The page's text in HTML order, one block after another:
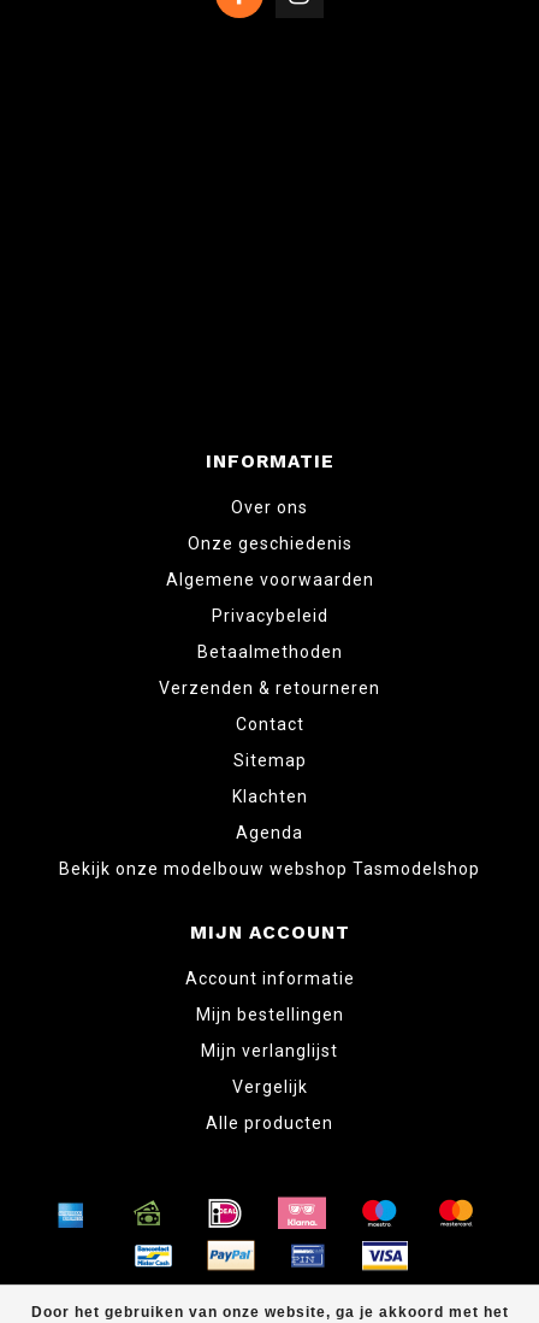
Door het gebruiken van onze website, ga je akkoord met het
INFORMATIE
Over ons
Onze geschiedenis
Algemene voorwaarden
Privacybeleid
Betaalmethoden
Verzenden & retourneren
Contact
Sitemap
Klachten
Agenda
Bekijk onze modelbouw webshop Tasmodelshop
MIJN ACCOUNT
Account informatie
Mijn bestellingen
Mijn verlanglijst
Vergelijk
Alle producten
© Copyright 2026 www.tabletopper.nl